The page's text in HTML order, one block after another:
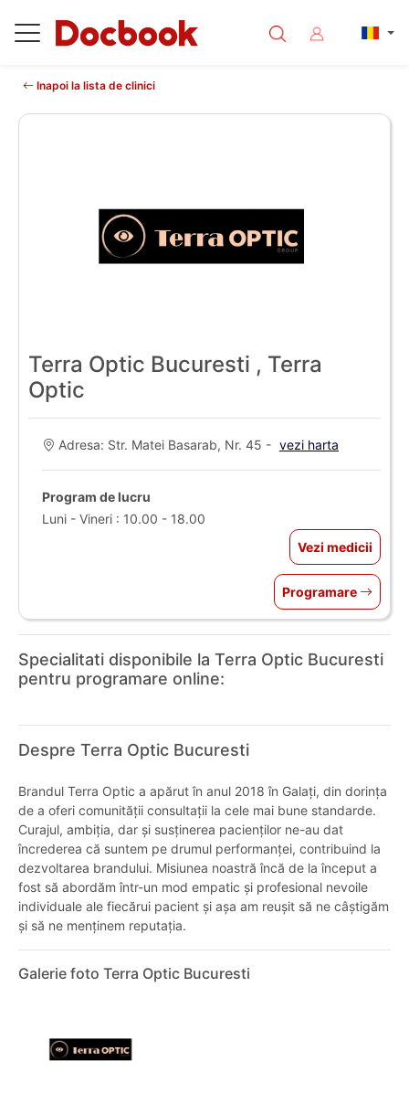
Inapoi la lista de clinici
Terra Optic Bucuresti , Terra
Optic
Adresa: Str. Matei Basarab, Nr. 45 - vezi harta
Program de lucru
Luni - Vineri : 10.00 - 18.00
Vezi medicii
Programare
Specialitati disponibile la Terra Optic Bucuresti
pentru programare online:
Despre Terra Optic Bucuresti
Brandul Terra Optic a apărut în anul 2018 în Galați, din dorința
de a oferi comunității consultații la cele mai bune standarde.
Curajul, ambiția, dar și susținerea pacienților ne-au dat
încrederea că suntem pe drumul performanței, contribuind la
dezvoltarea brandului. Misiunea noastră încă de la început a
fost să abordăm într-un mod empatic și profesional nevoile
individuale ale fiecărui pacient și așa am reușit să ne câștigăm
și să ne menținem reputația.
Galerie foto Terra Optic Bucuresti